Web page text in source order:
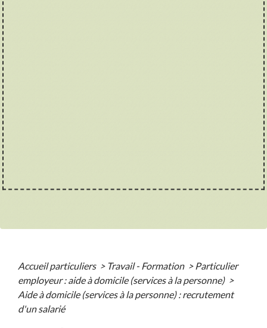
Accueil particuliers > Travail - Formation > Particulier
employeur : aide à domicile (services à la personne) >
Aide à domicile (services à la personne) : recrutement
d'un salarié